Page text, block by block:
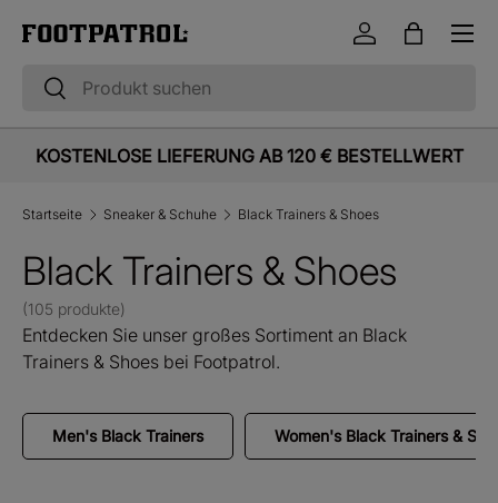
Direkt zum Inhalt
Suchen
Suchen
Einloggen
Menü
KOSTENLOSE LIEFERUNG AB 120 € BESTELLWERT
Startseite Sneaker & Schuhe Black Trainers & Shoes
Black Trainers & Shoes
(105 produkte)
Entdecken Sie unser großes Sortiment an Black
Trainers & Shoes bei Footpatrol.
Men's Black Trainers Women's Black Trainers &